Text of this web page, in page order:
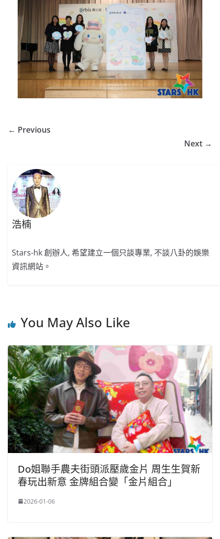
← Previous
Next →
浩楠
Stars-hk 創辦人, 希望建立一個只談專業, 不談八卦的娛樂
資訊網站。
You May Also Like
Do姐聯手農夫街頭派壓歲金片 周生生賀新
春玩出新意 金牌組合變「金片組合」
2026-01-06